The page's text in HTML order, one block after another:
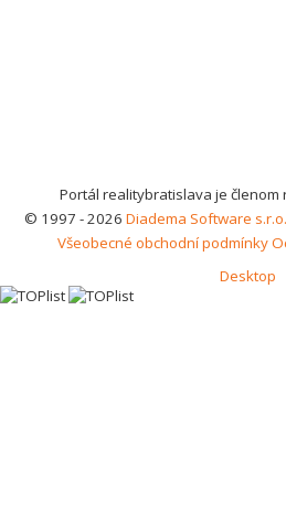
Portál realitybratislava je členom
© 1997 - 2026 Diadema Software s.r.o.
Všeobecné obchodní podmínky
Desktop